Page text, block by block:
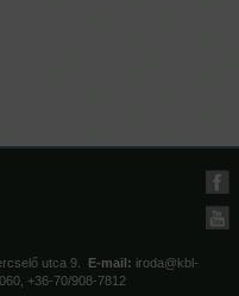
utca 9. E-mail: iroda@kbl-
+36-70/908-7812